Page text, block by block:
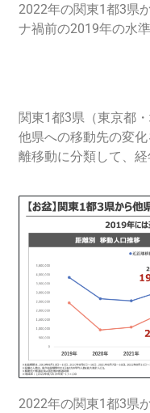
2022年の関東1都3県
ナ禍前の2019年の水
関東1都3県（東京都・
他県への移動先の変
離移動に分類して、経
2022年の関東1都3県